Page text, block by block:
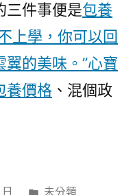
三件事便是包養
上學，你可以回
的美味。”心寶
養價格 、混個政
分
未分類